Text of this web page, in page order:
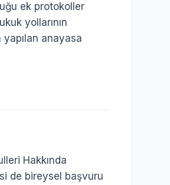
ek protokoller
yollarının
anayasa
Hakkında
de bireysel başvuru